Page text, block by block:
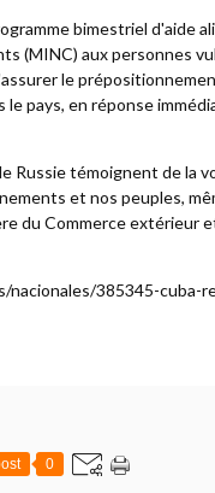
bimestriel d'aide
(MINC) aux personnes
le
le pays, en réponse
Russie témoignent de la
et nos peuples,
du Commerce extérieur
385345-cuba-
0